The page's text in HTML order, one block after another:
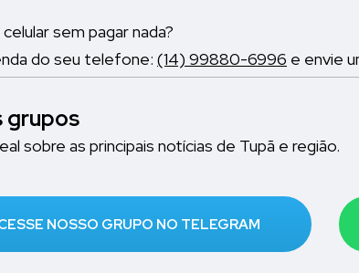
sem pagar nada?
do seu telefone: (14) 99880-6996 e envie
grupos
sobre as principais notícias de Tupã e região.
NOSSO GRUPO NO TELEGRAM